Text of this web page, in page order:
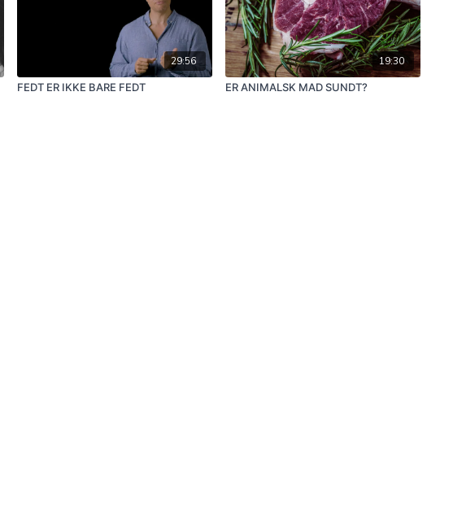
29:56
FEDT ER IKKE BARE FEDT
19:30
ER ANIMALSK MAD SUNDT?